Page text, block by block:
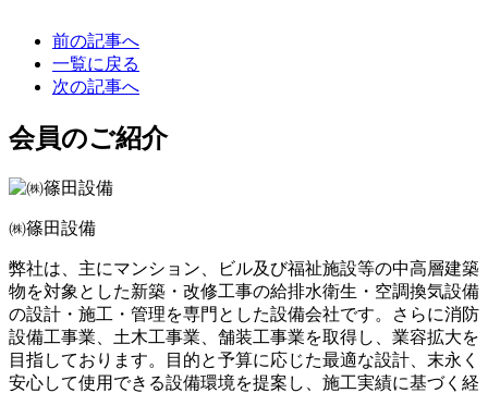
前の記事へ
一覧に戻る
次の記事へ
会員のご紹介
㈱篠田設備
弊社は、主にマンション、ビル及び福祉施設等の中高層建築
物を対象とした新築・改修工事の給排水衛生・空調換気設備
の設計・施工・管理を専門とした設備会社です。さらに消防
設備工事業、土木工事業、舗装工事業を取得し、業容拡大を
目指しております。目的と予算に応じた最適な設計、末永く
安心して使用できる設備環境を提案し、施工実績に基づく経